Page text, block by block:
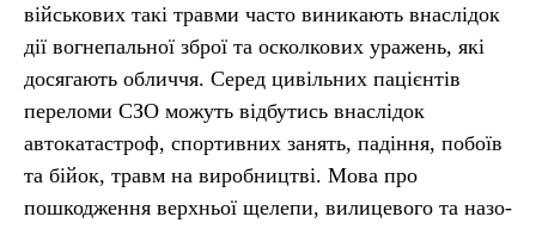
військових такі травми часто виникають внаслідок
дії вогнепальної зброї та осколкових уражень, які
досягають обличчя. Серед цивільних пацієнтів
переломи СЗО можуть відбутись внаслідок
автокатастроф, спортивних занять, падіння, побоїв
та бійок, травм на виробництві. Мова про
пошкодження верхньої щелепи, вилицевого та назо-